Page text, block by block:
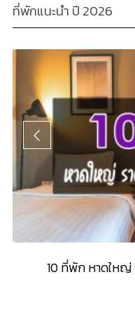
ที่พักแนะนำ ปี 2026
10 ที่พัก หาดใหญ่